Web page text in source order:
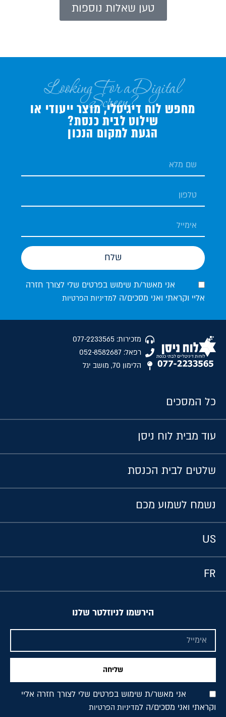
טען שאלות נוספות
Looking For a Digital
Screen?
מחפש לוח דיגיטלי, מוצר ייעודי או
שילוט לבית כנסת?
הגעת למקום הנכון
אני מאשר/ת שימוש בפרטים שלי לצורך חזרה
אליי וקראתי ואני מסכים/ה למדיניות הפרטיות
שלח
מזכירות: 077-2233565
רפאל: 052-8582687
הלימון 70, מושב יגל
כל המסכים
עוד מבית לוח ניסן
שלטים לבית הכנסת
נשמח לשמוע מכם
US
FR
הירשמו לניוזלטר שלנו
אני מאשר/ת שימוש בפרטים שלי לצורך חזרה אליי
וקראתי ואני מסכים/ה למדיניות הפרטיות
שליחה